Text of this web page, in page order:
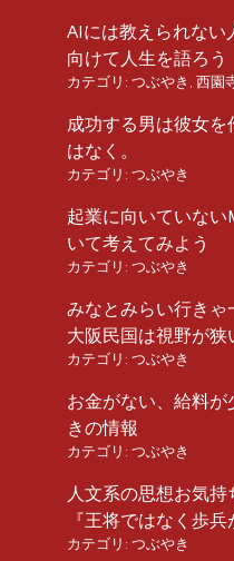
AIには教えられな
向けて人生を語ろ
カテゴリ: つぶやき 西園
成功する男は彼女
はなく。
カテゴリ: つぶやき
起業に向いていな
いて考えてみよう
カテゴリ: つぶやき
みなとみらい行き
大阪民国は視野が狭
カテゴリ: つぶやき
お金がない、給料
きの情報
カテゴリ: つぶやき
人文系の思想お気持
『王将ではなく歩兵
カテゴリ: つぶやき